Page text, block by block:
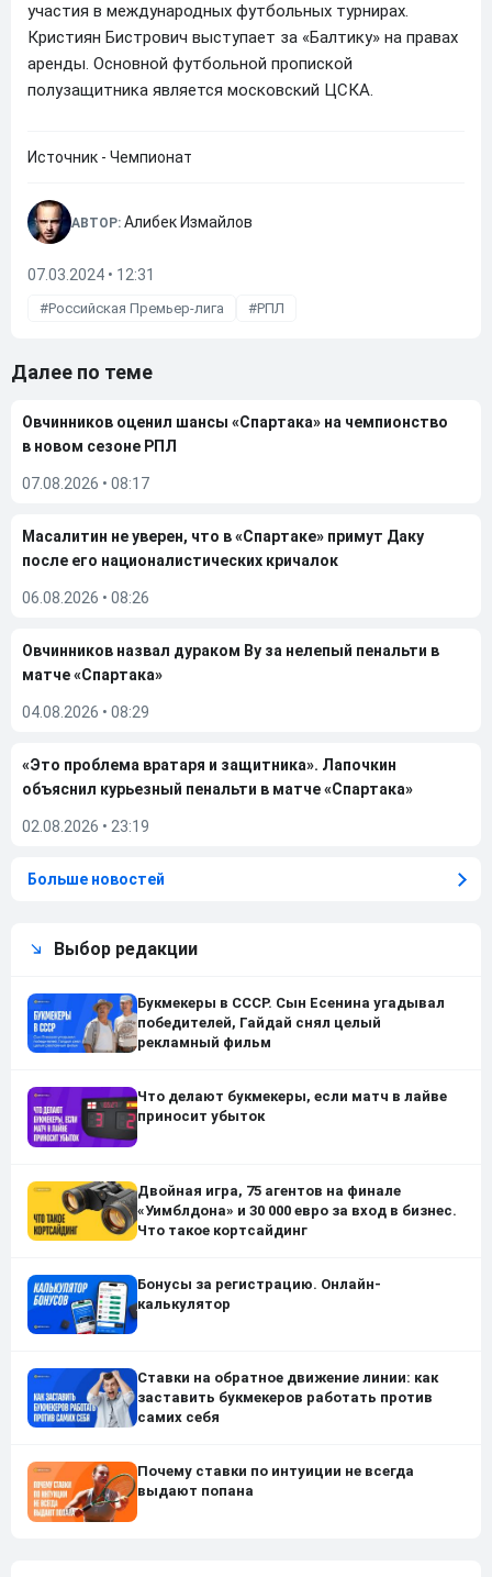
участия в международных футбольных турнирах.
Кристиян Бистрович выступает за «Балтику» на правах
аренды. Основной футбольной пропиской
полузащитника является московский ЦСКА.
Источник - Чемпионат
АВТОР: Алибек Измайлов
07.03.2024 • 12:31
Российская Премьер-лига РПЛ
Далее по теме
Овчинников оценил шансы «Спартака» на чемпионство
в новом сезоне РПЛ
07.08.2026 • 08:17
Масалитин не уверен, что в «Спартаке» примут Даку
после его националистических кричалок
06.08.2026 • 08:26
Овчинников назвал дураком Ву за нелепый пенальти в
матче «Спартака»
04.08.2026 • 08:29
«Это проблема вратаря и защитника». Лапочкин
объяснил курьезный пенальти в матче «Спартака»
02.08.2026 • 23:19
Больше новостей
Выбор редакции
Букмекеры в СССР. Сын Есенина угадывал
победителей, Гайдай снял целый
рекламный фильм
Что делают букмекеры, если матч в лайве
приносит убыток
Двойная игра, 75 агентов на финале
«Уимблдона» и 30 000 евро за вход в бизнес.
Что такое кортсайдинг
Бонусы за регистрацию. Онлайн-
калькулятор
Ставки на обратное движение линии: как
заставить букмекеров работать против
самих себя
Почему ставки по интуиции не всегда
выдают попана